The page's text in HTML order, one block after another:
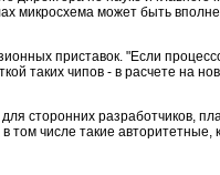
микросхема может быть
приставок. "Если
таких чипов - в расчете на
сторонних разработчиков,
том числе такие